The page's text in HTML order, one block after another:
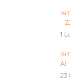
–
1
AI
23